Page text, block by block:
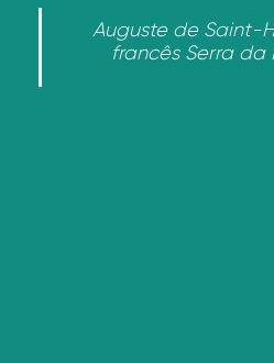
Auguste de Saint-
francês Serra da